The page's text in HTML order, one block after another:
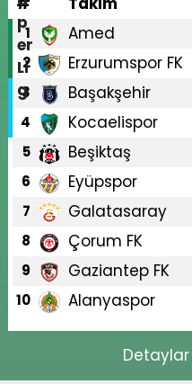
1 Amed
2 Erzurumspor FK
3 Başakşehir
4 Kocaelispor
5 Beşiktaş
6 Eyüpspor
7 Galatasaray
8 Çorum FK
9 Gaziantep FK
10 Alanyaspor
Detaylar